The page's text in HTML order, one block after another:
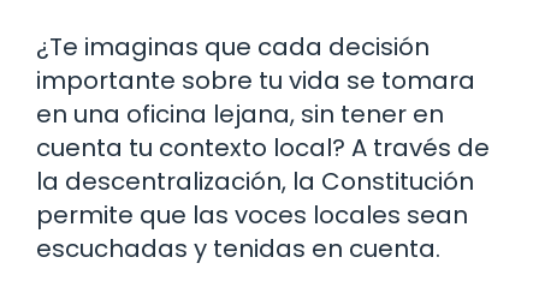
¿Te imaginas que cada decisión
importante sobre tu vida se tomara
en una oficina lejana, sin tener en
cuenta tu contexto local? A través de
la descentralización, la Constitución
permite que las voces locales sean
escuchadas y tenidas en cuenta.